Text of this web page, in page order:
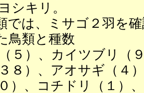
シキリ。
では、ミサゴ２羽を
鳥類と種数
５）、カイツブリ（
８）、アオサギ（４
）、コチドリ（１）